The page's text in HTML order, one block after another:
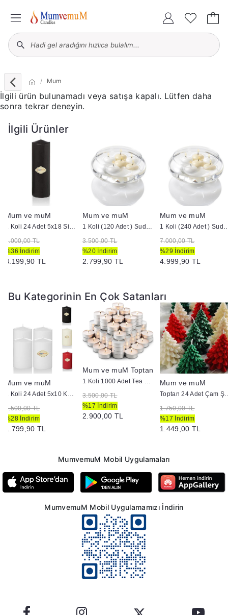
Mum
İlgili ürün bulunamadı veya satışa kapalı. Lütfen daha
sonra tekrar deneyin.
İlgili Ürünler
Mum ve muM
1 Koli 24 Adet 5x18 Siyah Silindir Kütük Mum
5.000,00 TL
%36 İndirim
3.199,90 TL
Mum ve muM
1 Koli (120 Adet ) Suda Yüzen Mum
3.500,00 TL
%20 İndirim
2.799,90 TL
Mum ve muM
1 Koli (240 Adet )
7.000,00 TL
%29 İndirim
4.999,90 TL
Bu Kategorinin En Çok Satanları
Mum ve muM
1 Koli 24 Adet 5x10 Kütük Mum
2.500,00 TL
%28 İndirim
1.799,90 TL
Mum ve muM Toptan
1 Koli 1000 Adet Tea Light Mum 3+ Saat Yanma
3.500,00 TL
%17 İndirim
2.900,00 TL
Mum ve muM
Toptan 24 Adet
1.750,00 TL
%17 İndirim
1.449,00 TL
MumvemuM Mobil Uygulamaları
MumvemuM Mobil Uygulamamızı İndirin